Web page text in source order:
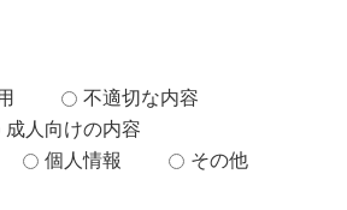
不適切な内容
成人向けの内容
個人情報 その他